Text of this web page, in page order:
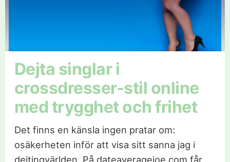
Dejta singlar i
crossdresser-stil online
med trygghet och frihet
Det finns en känsla ingen pratar om:
osäkerheten inför att visa sitt sanna jag i
dejtingvärlden. På dateaveragejoe.com får